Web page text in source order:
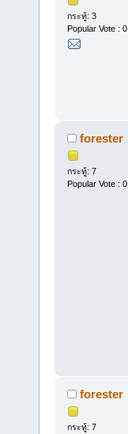
กระทู้: 3
Popular Vote : 0
forester
กระทู้: 7
Popular Vote : 0
forester
กระทู้: 7